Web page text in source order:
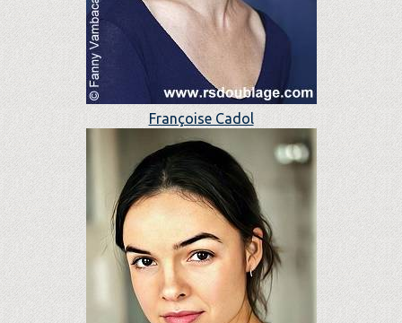
Françoise Cadol